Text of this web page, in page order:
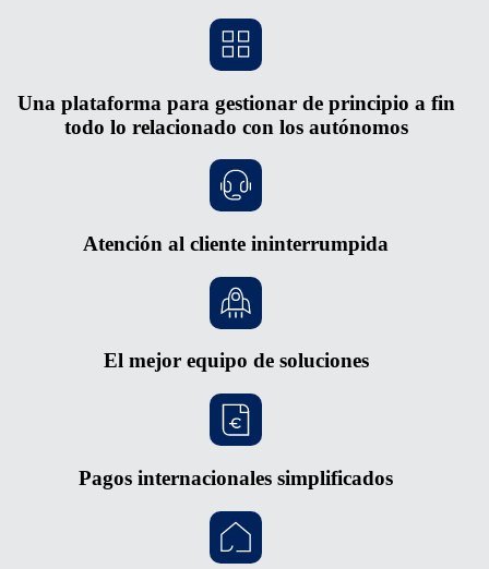
Una plataforma para gestionar de principio a fin
todo lo relacionado con los autónomos
Atención al cliente ininterrumpida
El mejor equipo de soluciones
Pagos internacionales simplificados